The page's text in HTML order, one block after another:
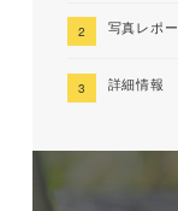
写真レポ
詳細情報